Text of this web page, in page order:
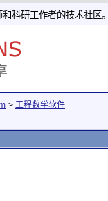
科研工作者的技术社区
> 工程数学软件